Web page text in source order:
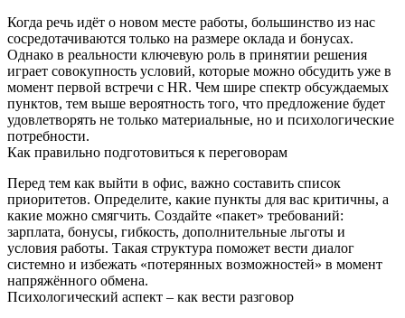
Когда речь идёт о новом месте работы, большинство из нас
сосредотачиваются только на размере оклада и бонусах.
Однако в реальности ключевую роль в принятии решения
играет совокупность условий, которые можно обсудить уже в
момент первой встречи с HR. Чем шире спектр обсуждаемых
пунктов, тем выше вероятность того, что предложение будет
удовлетворять не только материальные, но и психологические
потребности.
Как правильно подготовиться к переговорам
Перед тем как выйти в офис, важно составить список
приоритетов. Определите, какие пункты для вас критичны, а
какие можно смягчить. Создайте «пакет» требований:
зарплата, бонусы, гибкость, дополнительные льготы и
условия работы. Такая структура поможет вести диалог
системно и избежать «потерянных возможностей» в момент
напряжённого обмена.
Психологический аспект – как вести разговор